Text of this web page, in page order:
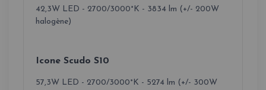
42,3W LED - 2700/3000°K - 3834 lm (+/- 200W
halogène)
Icone Scudo S10
57,3W LED - 2700/3000°K - 5274 lm (+/- 300W